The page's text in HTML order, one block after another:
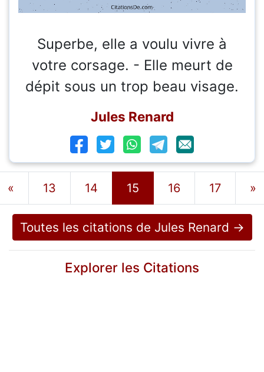
Superbe, elle a voulu vivre à
votre corsage. - Elle meurt de
dépit sous un trop beau visage.
Jules Renard
« 13 14 15 16 17 »
Toutes les citations de Jules Renard →
Explorer les Citations